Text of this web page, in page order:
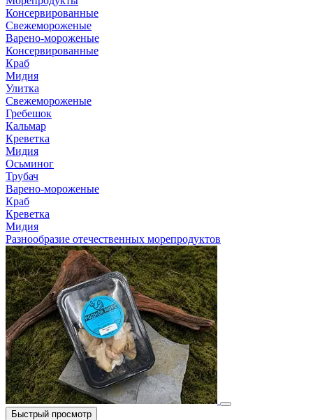
Консервированные
Свежемороженые
Варено-мороженые
Консервированные
Краб
Мидия
Улитка
Свежемороженые
Гребешок
Кальмар
Креветка
Мидия
Осьминог
Трубач
Варено-мороженые
Краб
Креветка
Мидия
Разнообразие отечественных морепродуктов
Быстрый просмотр